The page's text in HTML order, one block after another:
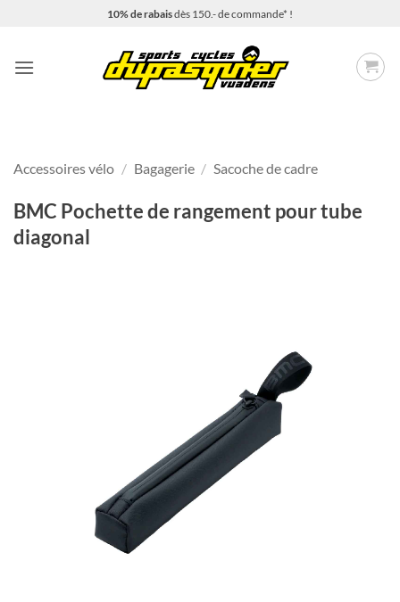
10% de rabaisdès 150.- de commande* !
Accessoires vélo / Bagagerie / Sacoche de cadre
BMC Pochette de rangement pour tube
diagonal